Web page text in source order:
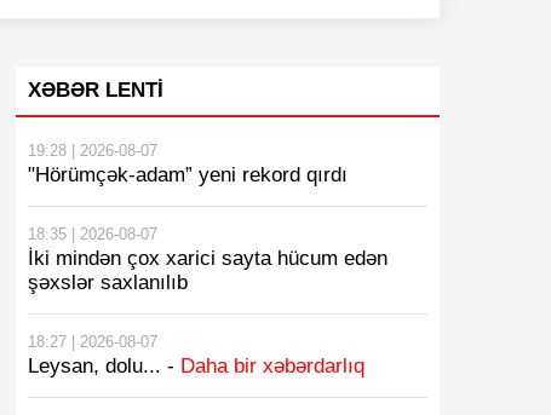
XƏBƏR LENTI
19:28 | 2026-08-07
"Hörümçək-adam” yeni rekord qırdı
18:35 | 2026-08-07
İki mindən çox xarici sayta hücum edən
şəxslər saxlanılıb
18:27 | 2026-08-07
Leysan, dolu... - Daha bir xəbərdarlıq